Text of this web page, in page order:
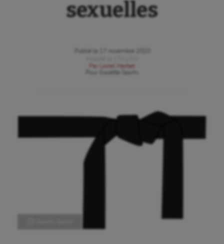
sexuelles
Publié le
17 novembre 2020
Par
Lionel Herbet
Gazette Sports